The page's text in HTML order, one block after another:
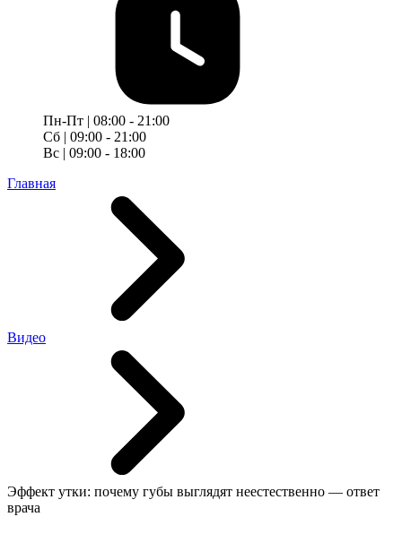
Пн-Пт | 08:00 - 21:00
Сб | 09:00 - 21:00
Вс | 09:00 - 18:00
Главная
Видео
Эффект утки: почему губы выглядят неестественно — ответ
врача